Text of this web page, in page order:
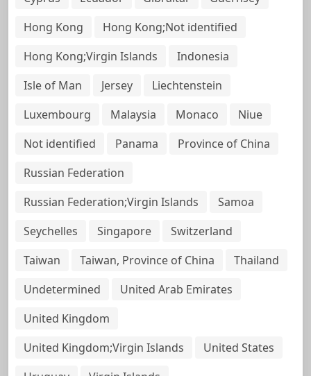
Hong Kong
Hong Kong;Not identified
Hong Kong;Virgin Islands
Indonesia
Isle of Man
Jersey
Liechtenstein
Luxembourg
Malaysia Monaco
Niue
Not identified
Panama
Province of China
Russian Federation
Russian Federation;Virgin Islands
Samoa
Seychelles
Singapore
Switzerland
Taiwan
Taiwan, Province of China
Thailand
Undetermined
United Arab Emirates
United Kingdom
United Kingdom;Virgin Islands
United States